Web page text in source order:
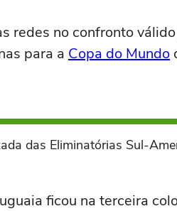
redes no confronto
para a Copa do Mundo
das Eliminatórias Sul-
ficou na terceira